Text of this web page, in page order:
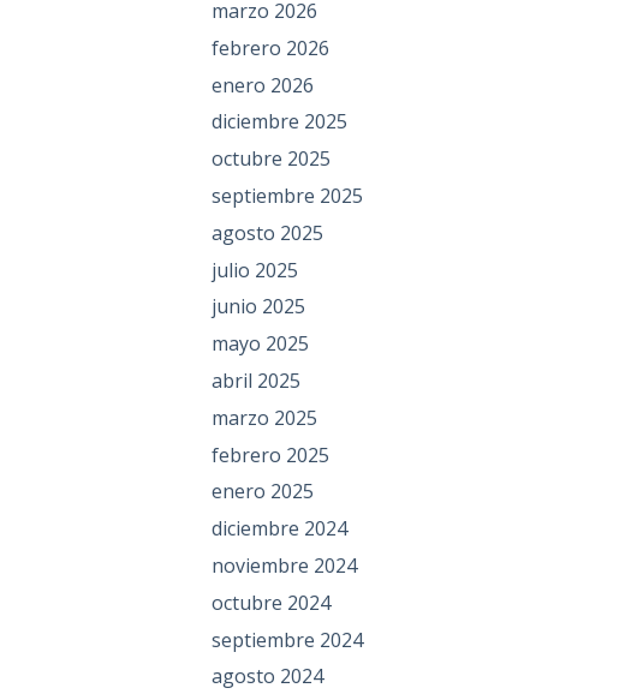
marzo 2026
febrero 2026
enero 2026
diciembre 2025
octubre 2025
septiembre 2025
agosto 2025
julio 2025
junio 2025
mayo 2025
abril 2025
marzo 2025
febrero 2025
enero 2025
diciembre 2024
noviembre 2024
octubre 2024
septiembre 2024
agosto 2024